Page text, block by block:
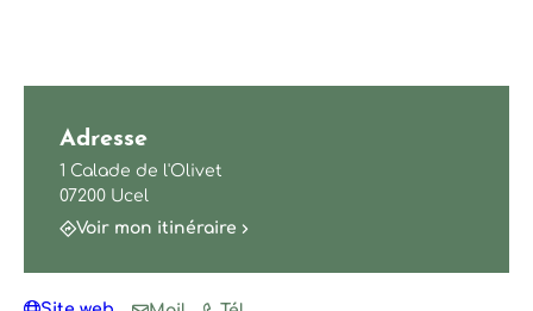
Adresse
1 Calade de l'Olivet
07200 Ucel
Voir mon itinéraire